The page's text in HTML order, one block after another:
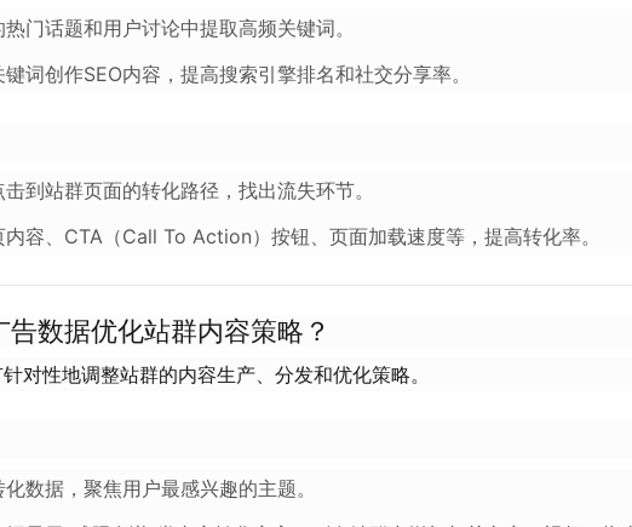
门话题和用户讨论中提取高频关键词。
键词创作SEO内容，提高搜索引擎排名和社交分享率。
到站群页面的转化路径，找出流失环节。
内容、CTA（Call To Action）按钮、页面加载速度等，提高转化率。
数据优化站群内容策略？
对性地调整站群的内容生产、分发和优化策略。
数据，聚焦用户最感兴趣的主题。